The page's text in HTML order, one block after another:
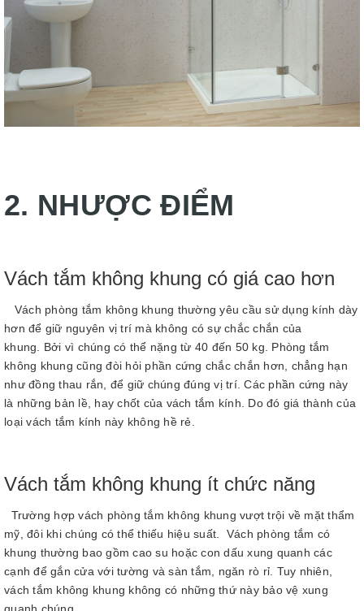
2. NHƯỢC ĐIỂM
Vách tắm không khung có giá cao hơn
Vách phòng tắm không khung thường yêu cầu sử dụng kính dày
hơn để giữ nguyên vị trí mà không có sự chắc chắn của
khung. Bởi vì chúng có thể nặng từ 40 đến 50 kg. Phòng tắm
không khung cũng đòi hỏi phần cứng chắc chắn hơn, chẳng hạn
như đồng thau rắn, để giữ chúng đúng vị trí. Các phần cứng này
là những bản lề, hay chốt của vách tắm kính. Do đó giá thành của
loại vách tắm kính này không hề rẻ.
Vách tắm không khung ít chức năng
Trường hợp vách phòng tắm không khung vượt trội về mặt thẩm
mỹ, đôi khi chúng có thể thiếu hiệu suất. Vách phòng tắm có
khung thường bao gồm cao su hoặc con dấu xung quanh các
cạnh để gắn cửa với tường và sàn tắm, ngăn rò rỉ. Tuy nhiên,
vách tắm không khung không có những thứ này bảo vệ xung